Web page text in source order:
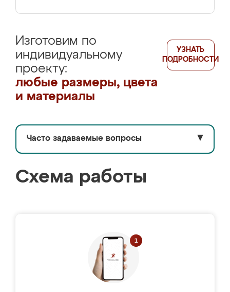
Изготовим по
индивидуальному
проекту:
любые размеры, цвета
и материалы
УЗНАТЬ
ПОДРОБНОСТИ
Часто задаваемые вопросы ▼
Схема работы